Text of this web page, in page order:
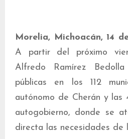
Morelia, Michoacán, 14
A partir del próximo
Alfredo Ramírez Bedolla
públicas en los 112
autónomo de Cherán y las
autogobierno, donde se
directa las necesidades de